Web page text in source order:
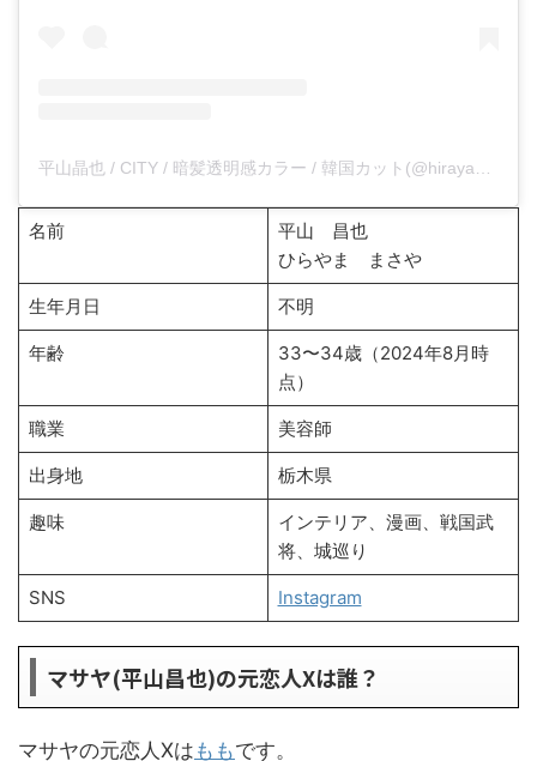
名前
平山 昌也
ひらやま まさや
生年月日 不明
年齢
33〜34歳（2024年8月時
点）
職業 美容師
出身地 栃木県
趣味
インテリア、漫画、戦国武
将、城巡り
SNS Instagram
マサヤ(平山昌也)の元恋人Xは誰？
マサヤの元恋人Xは ももです。